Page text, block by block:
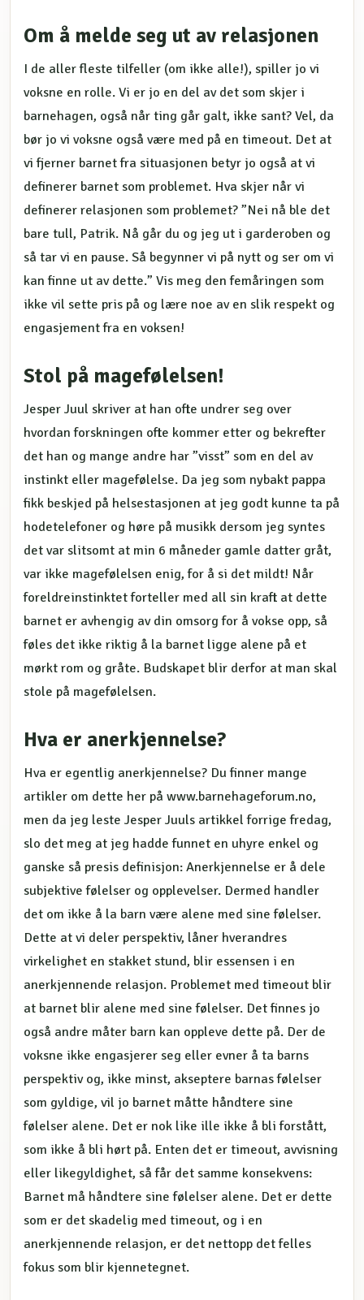
Om å melde seg ut av relasjonen
I de aller fleste tilfeller (om ikke alle!), spiller jo vi
voksne en rolle. Vi er jo en del av det som skjer i
barnehagen, også når ting går galt, ikke sant? Vel, da
bør jo vi voksne også være med på en timeout. Det at
vi fjerner barnet fra situasjonen betyr jo også at vi
definerer barnet som problemet. Hva skjer når vi
definerer relasjonen som problemet? ”Nei nå ble det
bare tull, Patrik. Nå går du og jeg ut i garderoben og
så tar vi en pause. Så begynner vi på nytt og ser om vi
kan finne ut av dette.” Vis meg den femåringen som
ikke vil sette pris på og lære noe av en slik respekt og
engasjement fra en voksen!
Stol på magefølelsen!
Jesper Juul skriver at han ofte undrer seg over
hvordan forskningen ofte kommer etter og bekrefter
det han og mange andre har ”visst” som en del av
instinkt eller magefølelse. Da jeg som nybakt pappa
fikk beskjed på helsestasjonen at jeg godt kunne ta på
hodetelefoner og høre på musikk dersom jeg syntes
det var slitsomt at min 6 måneder gamle datter gråt,
var ikke magefølelsen enig, for å si det mildt! Når
foreldreinstinktet forteller med all sin kraft at dette
barnet er avhengig av din omsorg for å vokse opp, så
føles det ikke riktig å la barnet ligge alene på et
mørkt rom og gråte. Budskapet blir derfor at man skal
stole på magefølelsen.
Hva er anerkjennelse?
Hva er egentlig anerkjennelse? Du finner mange
artikler om dette her på www.barnehageforum.no,
men da jeg leste Jesper Juuls artikkel forrige fredag,
slo det meg at jeg hadde funnet en uhyre enkel og
ganske så presis definisjon: Anerkjennelse er å dele
subjektive følelser og opplevelser. Dermed handler
det om ikke å la barn være alene med sine følelser.
Dette at vi deler perspektiv, låner hverandres
virkelighet en stakket stund, blir essensen i en
anerkjennende relasjon. Problemet med timeout blir
at barnet blir alene med sine følelser. Det finnes jo
også andre måter barn kan oppleve dette på. Der de
voksne ikke engasjerer seg eller evner å ta barns
perspektiv og, ikke minst, akseptere barnas følelser
som gyldige, vil jo barnet måtte håndtere sine
følelser alene. Det er nok like ille ikke å bli forstått,
som ikke å bli hørt på. Enten det er timeout, avvisning
eller likegyldighet, så får det samme konsekvens:
Barnet må håndtere sine følelser alene. Det er dette
som er det skadelig med timeout, og i en
anerkjennende relasjon, er det nettopp det felles
fokus som blir kjennetegnet.